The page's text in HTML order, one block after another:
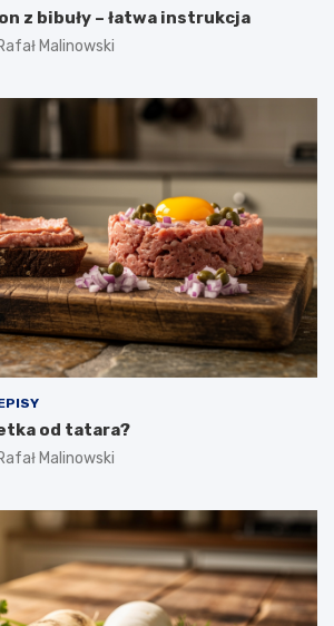
z bibuły – łatwa instrukcja
Malinowski
od tatara?
Malinowski